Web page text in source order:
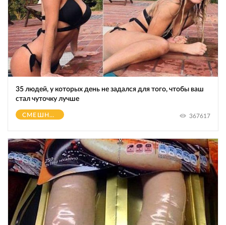
35 людей, у которых день не задался для того, чтобы ваш
стал чуточку лучше
СМЕШНОЕ 367617